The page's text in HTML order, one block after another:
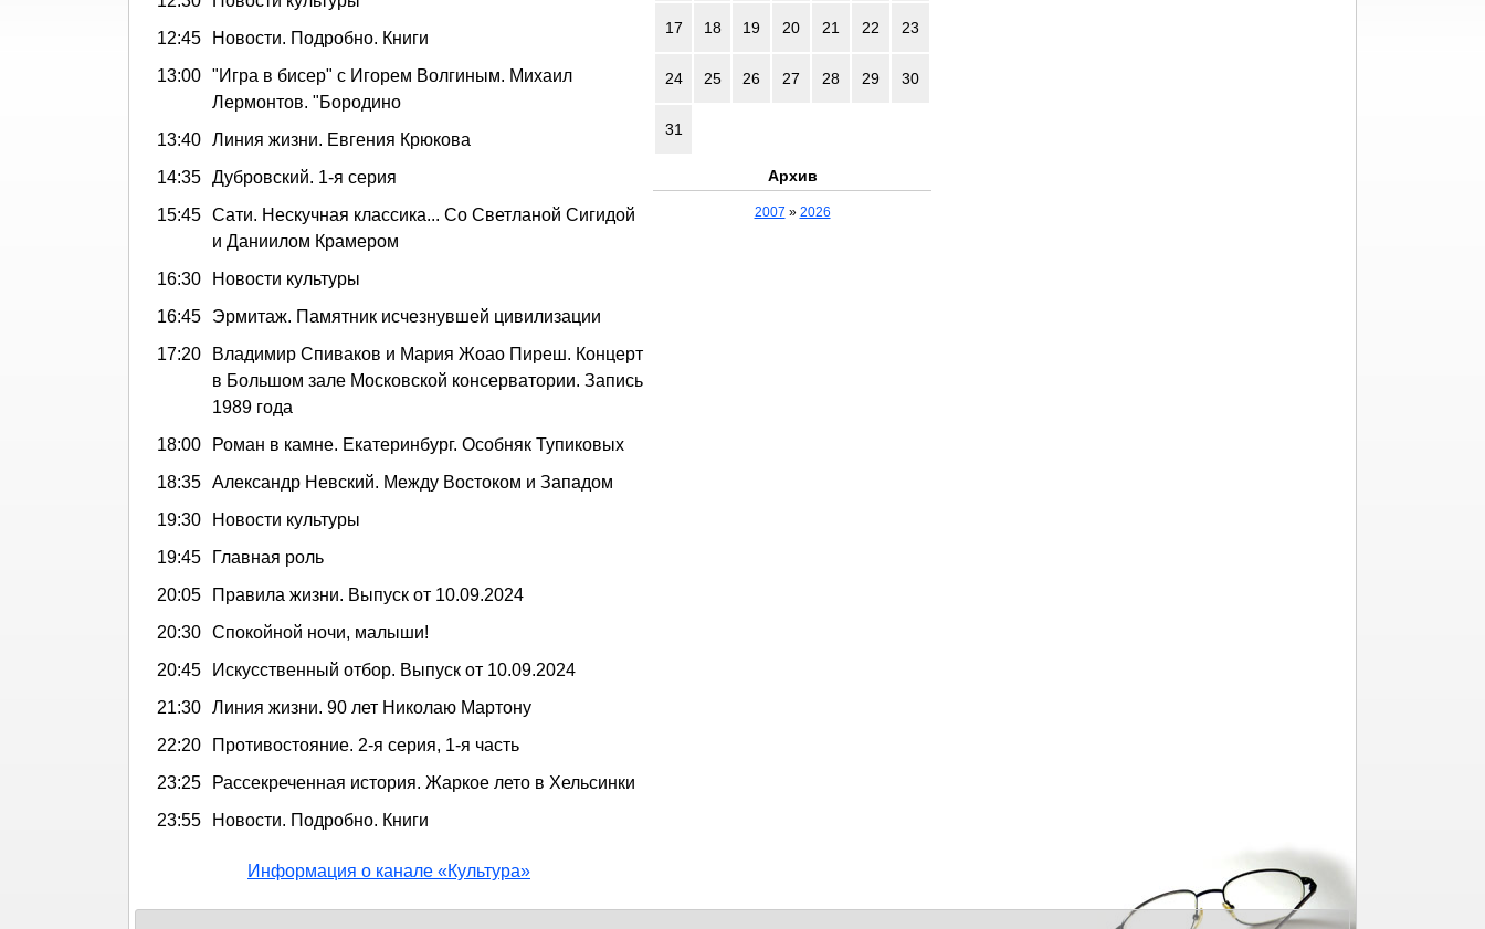
12:45
Новости. Подробно. Книги
13:00 "Игра в бисер" с Игорем Волгиным. Михаил
Лермонтов. "Бородино
13:40 Линия жизни. Евгения Крюкова
14:35 Дубровский. 1-я серия
15:45 Сати. Нескучная классика... Со Светланой Сигидой
и Даниилом Крамером
16:30
Новости культуры
16:45
Эрмитаж. Памятник исчезнувшей цивилизации
17:20
Владимир Спиваков и Мария Жоао Пиреш. Концерт
в Большом зале Московской консерватории. Запись
1989 года
18:00
Роман в камне. Екатеринбург. Особняк Тупиковых
18:35 Александр Невский. Между Востоком и Западом
19:30
Новости культуры
19:45
Главная роль
20:05
Правила жизни. Выпуск от 10.09.2024
20:30 Спокойной ночи, малыши!
20:45
Искусственный отбор. Выпуск от 10.09.2024
21:30 Линия жизни. 90 лет Николаю Мартону
22:20
Противостояние. 2-я серия, 1-я часть
23:25
Рассекреченная история. Жаркое лето в Хельсинки
23:55
Новости. Подробно. Книги
Информация о канале «Культура»
17 18 19 20 21 22 23
24 25 26 27 28 29 30
31
Архив
2007 » 2026